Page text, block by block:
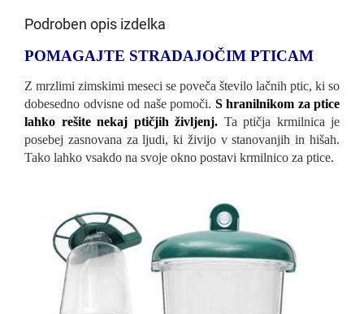
Podroben opis izdelka
POMAGAJTE STRADAJOČIM PTICAM
Z mrzlimi zimskimi meseci se poveča število lačnih ptic, ki so
dobesedno odvisne od naše pomoči. S hranilnikom za ptice
lahko rešite nekaj ptičjih življenj. Ta ptičja krmilnica je
posebej zasnovana za ljudi, ki živijo v stanovanjih in hišah.
Tako lahko vsakdo na svoje okno postavi krmilnico za ptice.